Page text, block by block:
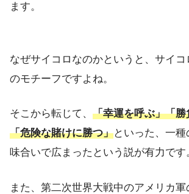
ます。
なぜサイコロなのかというと、サイ
のモチーフですよね。
そこから転じて、 「幸運を呼ぶ」「
「危険な賭けに勝つ」といった、一
味合いで広まったという説が有力です
また、第二次世界大戦中のアメリカ軍